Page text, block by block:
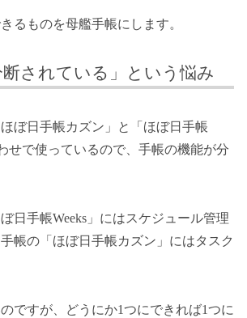
るものを母艦手帳にします。
断されている」という悩み
ぼ日手帳カズン」と「ほぼ日手帳
せで使っているので、手帳の機能が分
日手帳Weeks」にはスケジュール管理
帳の「ほぼ日手帳カズン」にはタスク
ですが、どうにか1つにできれば1つに